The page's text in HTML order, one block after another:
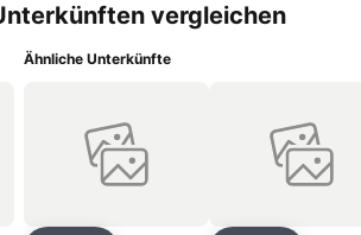
gestalteten Lobby fortsetzt: Hohe
Aufenthaltsräumen in hellem Glanz
ANA Gala Vienna hat Ihren Applaus mehr als
vergleichen
Ähnliche Unterkünfte